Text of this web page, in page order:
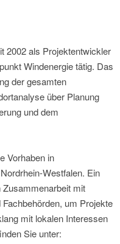
2002 als Projektentwickler
Windenergie tätig. Das
der gesamten
über Planung
und dem
Vorhaben in
Westfalen. Ein
mit
um Projekte
mit lokalen Interessen
Sie unter: